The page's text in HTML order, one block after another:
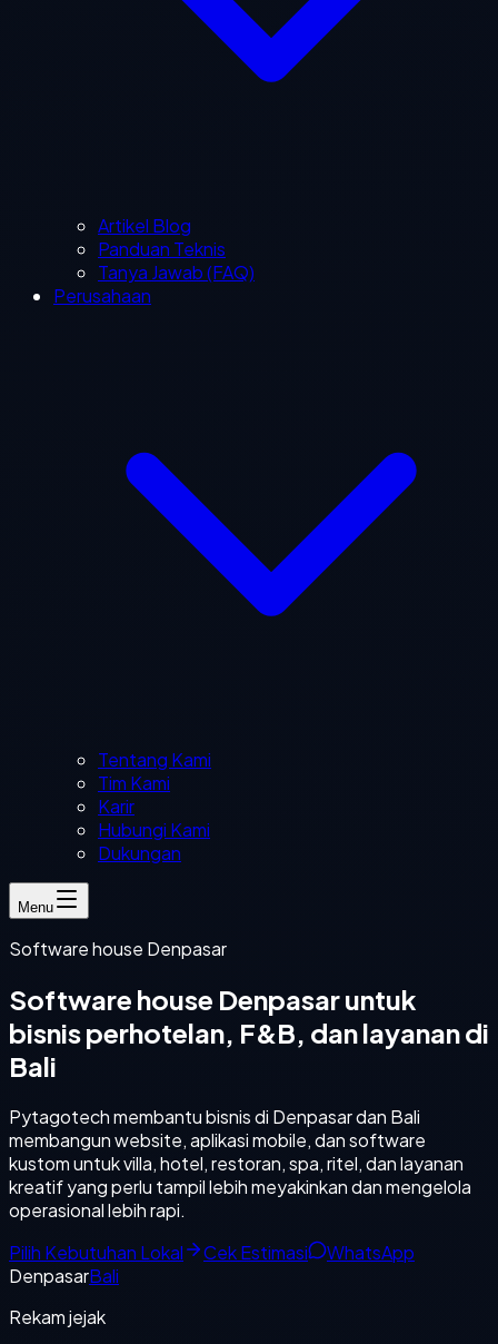
Artikel Blog
Panduan Teknis
Tanya Jawab (FAQ)
Perusahaan
Tentang Kami
Tim Kami
Karir
Hubungi Kami
Dukungan
Menu
Software house Denpasar
Software house Denpasar untuk
bisnis perhotelan, F&B, dan layanan di
Bali
Pytagotech membantu bisnis di Denpasar dan Bali
membangun website, aplikasi mobile, dan software
kustom untuk villa, hotel, restoran, spa, ritel, dan layanan
kreatif yang perlu tampil lebih meyakinkan dan mengelola
operasional lebih rapi.
Pilih Kebutuhan Lokal
Cek Estimasi
WhatsApp
DenpasarBali
Rekam jejak